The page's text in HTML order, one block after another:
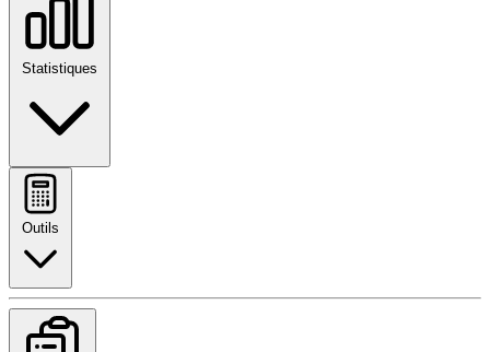
Statistiques
Outils